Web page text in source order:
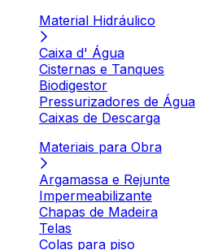
Material Hidráulico
Caixa d' Água
Cisternas e Tanques
Biodigestor
Pressurizadores de Água
Caixas de Descarga
Materiais para Obra
Argamassa e Rejunte
Impermeabilizante
Chapas de Madeira
Telas
Colas para piso